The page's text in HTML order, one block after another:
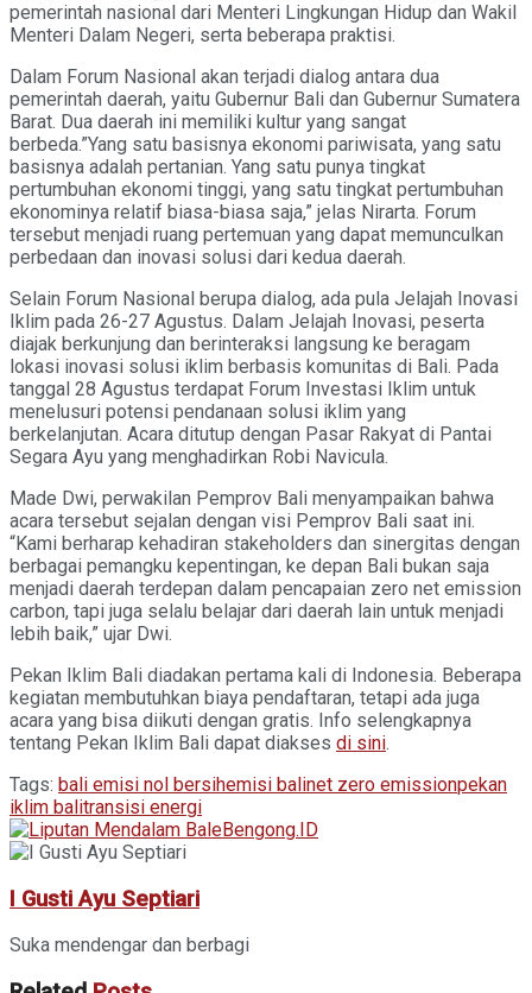
pemerintah nasional dari Menteri Lingkungan Hidup dan Wakil
Menteri Dalam Negeri, serta beberapa praktisi.
Dalam Forum Nasional akan terjadi dialog antara dua
pemerintah daerah, yaitu Gubernur Bali dan Gubernur Sumatera
Barat. Dua daerah ini memiliki kultur yang sangat
berbeda.”Yang satu basisnya ekonomi pariwisata, yang satu
basisnya adalah pertanian. Yang satu punya tingkat
pertumbuhan ekonomi tinggi, yang satu tingkat pertumbuhan
ekonominya relatif biasa-biasa saja,” jelas Nirarta. Forum
tersebut menjadi ruang pertemuan yang dapat memunculkan
perbedaan dan inovasi solusi dari kedua daerah.
Selain Forum Nasional berupa dialog, ada pula Jelajah Inovasi
Iklim pada 26-27 Agustus. Dalam Jelajah Inovasi, peserta
diajak berkunjung dan berinteraksi langsung ke beragam
lokasi inovasi solusi iklim berbasis komunitas di Bali. Pada
tanggal 28 Agustus terdapat Forum Investasi Iklim untuk
menelusuri potensi pendanaan solusi iklim yang
berkelanjutan. Acara ditutup dengan Pasar Rakyat di Pantai
Segara Ayu yang menghadirkan Robi Navicula.
Made Dwi, perwakilan Pemprov Bali menyampaikan bahwa
acara tersebut sejalan dengan visi Pemprov Bali saat ini.
“Kami berharap kehadiran stakeholders dan sinergitas dengan
berbagai pemangku kepentingan, ke depan Bali bukan saja
menjadi daerah terdepan dalam pencapaian zero net emission
carbon, tapi juga selalu belajar dari daerah lain untuk menjadi
lebih baik,” ujar Dwi.
Pekan Iklim Bali diadakan pertama kali di Indonesia. Beberapa
kegiatan membutuhkan biaya pendaftaran, tetapi ada juga
acara yang bisa diikuti dengan gratis. Info selengkapnya
tentang Pekan Iklim Bali dapat diakses di sini.
Tags: bali emisi nol bersihemisi balinet zero emissionpekan
iklim balitransisi energi
I Gusti Ayu Septiari
Suka mendengar dan berbagi